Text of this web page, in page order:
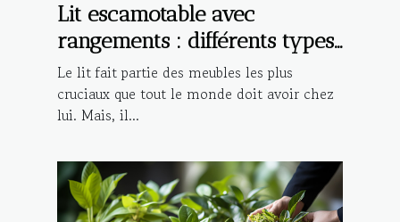
Lit escamotable avec
rangements : différents types,
avantages et critères de choix
Le lit fait partie des meubles les plus
cruciaux que tout le monde doit avoir chez
lui. Mais, il...